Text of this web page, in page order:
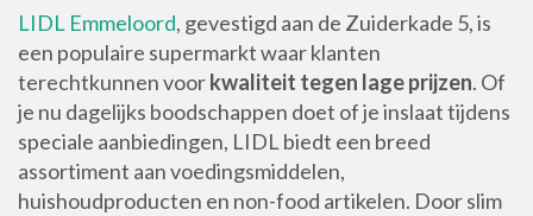
LIDL Emmeloord, gevestigd aan de Zuiderkade 5, is
een populaire supermarkt waar klanten
terechtkunnen voorkwaliteit tegen lage prijzen. Of
je nu dagelijks boodschappen doet of je inslaat tijdens
speciale aanbiedingen, LIDL biedt een breed
assortiment aan voedingsmiddelen,
huishoudproducten en non-food artikelen. Door slim